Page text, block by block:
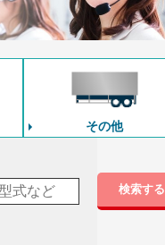
その他
検索する